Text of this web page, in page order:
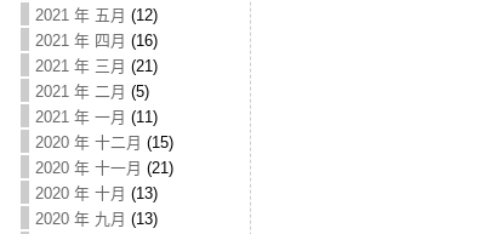
2021 年 五月 (12)
2021 年 四月 (16)
2021 年 三月 (21)
2021 年 二月 (5)
2021 年 一月 (11)
2020 年 十二月 (15)
2020 年 十一月 (21)
2020 年 十月 (13)
2020 年 九月 (13)